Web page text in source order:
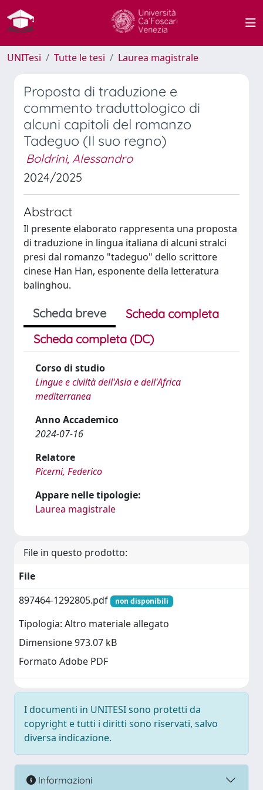
UNITesi Tutte le tesi Laurea magistrale
Proposta di traduzione e
commento traduttologico di
alcuni capitoli del romanzo
Tadeguo (Il suo regno)
Boldrini, Alessandro
2024/2025
Abstract
Il presente elaborato rappresenta una proposta
di traduzione in lingua italiana di alcuni stralci
presi dal romanzo "tadeguo" dello scrittore
cinese Han Han, esponente della letteratura
balinghou.
Scheda breve
Scheda completa
Scheda completa (DC)
Corso di studio
Lingue e civiltà dell'Asia e dell'Africa
mediterranea
Anno Accademico
2024-07-16
Relatore
Picerni, Federico
Appare nelle tipologie:
Laurea magistrale
File in questo prodotto:
File
897464-1292805.pdf
non disponibili
Tipologia: Altro materiale allegato
Dimensione 973.07 kB
Formato Adobe PDF
I documenti in UNITESI sono protetti da
copyright e tutti i diritti sono riservati, salvo
diversa indicazione.
Informazioni